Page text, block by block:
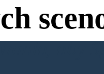
aby